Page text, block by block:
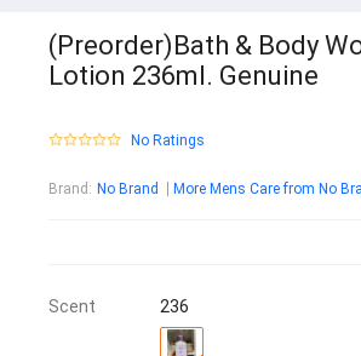
(Preorder)Bath & Body
Lotion 236ml. Genuine
No Ratings
Brand : No Brand More Mens Care from No
Scent 236